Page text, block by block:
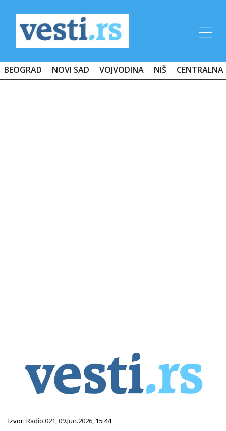
BEOGRAD NOVI SAD VOJVODINA NIŠ CENTRALNA
Izvor: Radio 021,09.Jun.2026, 15:44